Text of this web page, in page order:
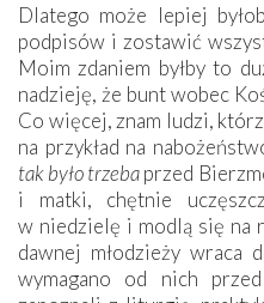
Dlatego może lepiej
podpisów i zostawić
Moim zdaniem byłby to
nadzieję, że bunt wobec
Co więcej, znam ludzi,
na przykład na
tak było trzebaprzed
i matki, chętnie
w niedzielę i modlą się na
dawnej młodzieży wraca
wymagano od nich